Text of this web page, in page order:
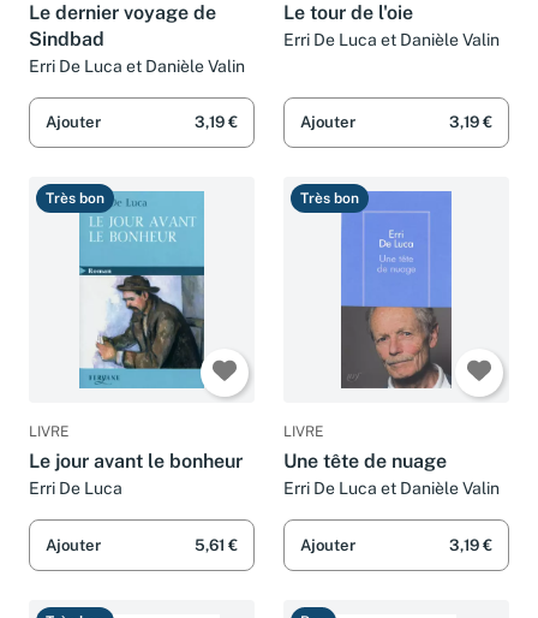
Le dernier voyage de
Sindbad
Erri De Luca et Danièle Valin
Ajouter 3,19 €
Le tour de l'oie
Erri De Luca et Danièle Valin
Ajouter 3,19 €
Très bon
LIVRE
Le jour avant le bonheur
Erri De Luca
Ajouter 5,61 €
Très bon
LIVRE
Une tête de nuage
Erri De Luca et Danièle Valin
Ajouter 3,19 €